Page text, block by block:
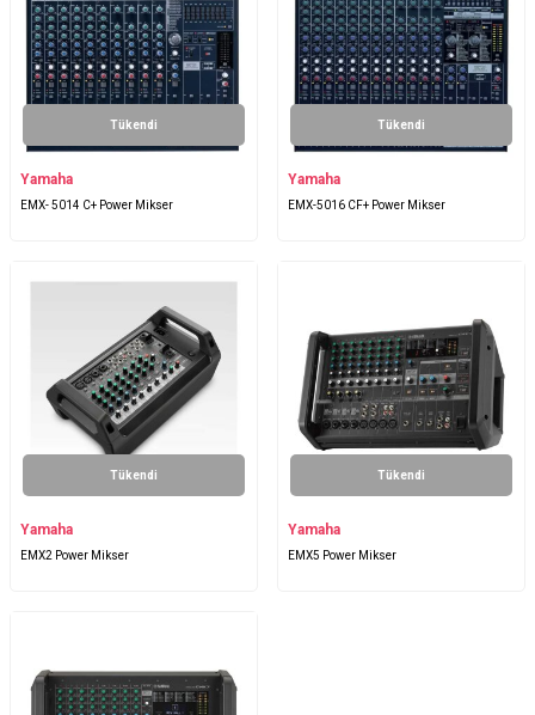
Tükendi
Yamaha
EMX- 5014 C+ Power Mikser
Tükendi
Yamaha
EMX-5016 CF+ Power Mikser
Tükendi
Yamaha
EMX2 Power Mikser
Tükendi
Yamaha
EMX5 Power Mikser